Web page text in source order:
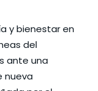
y bienestar en
del
ante una
nueva